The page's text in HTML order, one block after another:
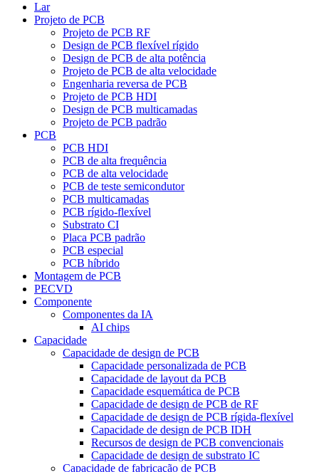
Lar
Projeto de PCB
Projeto de PCB RF
Design de PCB flexível rígido
Design de PCB de alta potência
Projeto de PCB de alta velocidade
Engenharia reversa de PCB
Projeto de PCB HDI
Design de PCB multicamadas
Projeto de PCB padrão
PCB
PCB HDI
PCB de alta frequência
PCB de alta velocidade
PCB de teste semicondutor
PCB multicamadas
PCB rígido-flexível
Substrato CI
Placa PCB padrão
PCB especial
PCB híbrido
Montagem de PCB
PECVD
Componente
Componentes da IA
AI chips
Capacidade
Capacidade de design de PCB
Capacidade personalizada de PCB
Capacidade de layout da PCB
Capacidade esquemática de PCB
Capacidade de design de PCB de RF
Capacidade de design de PCB rígida-flexível
Capacidade de design de PCB IDH
Recursos de design de PCB convencionais
Capacidade de design de substrato IC
Capacidade de fabricação de PCB